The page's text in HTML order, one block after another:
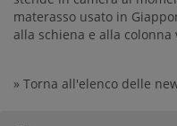
materasso usato in
alla schiena e alla colonna
» Torna all'elenco delle